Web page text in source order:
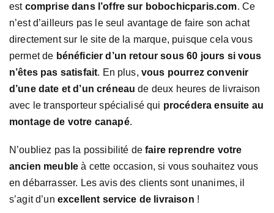
est comprise dans l’offre sur bobochicparis.com. Ce
n’est d’ailleurs pas le seul avantage de faire son achat
directement sur le site de la marque, puisque cela vous
permet de bénéficier d’un retour sous 60 jours si vous
n’êtes pas satisfait. En plus, vous pourrez convenir
d’une date et d’un créneau de deux heures de livraison
avec le transporteur spécialisé qui procédera ensuite au
montage de votre canapé.
N’oubliez pas la possibilité defaire reprendre votre
ancien meuble à cette occasion, si vous souhaitez vous
en débarrasser. Les avis des clients sont unanimes, il
s’agit d’un excellent service de livraison !